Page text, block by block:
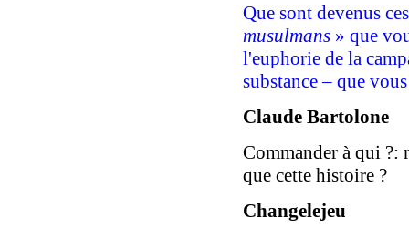
Que sont devenus
musulmans » que
l'euphorie de la
substance – que
Claude Bartolone
Commander à qui ?:
que cette histoire ?
Changelejeu